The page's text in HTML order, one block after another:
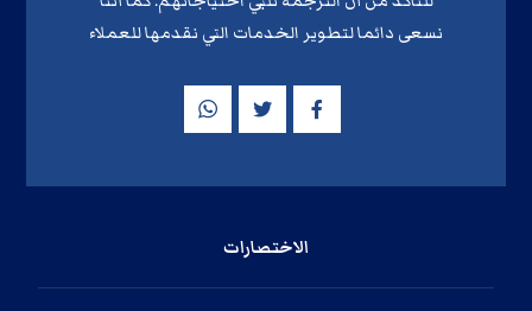
نسعى دائما لتطوير الخدمات التي نقدمها للعملاء
الاختصارات